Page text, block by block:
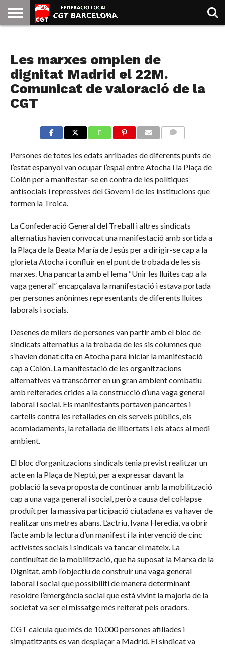
GOLDMAN
Les marxes omplen de
dignitat Madrid el 22M.
Comunicat de valoració de la
CGT
Persones de totes les edats arribades de diferents punts de
l’estat espanyol van ocupar l’espai entre Atocha i la Plaça de
Colón per a manifestar-se en contra de les polítiques
antisocials i repressives del Govern i de les institucions que
formen la Troica.
La Confederació General del Treball i altres sindicats
alternatius havien convocat una manifestació amb sortida a
la Plaça de la Beata María de Jesús per a dirigir-se cap a la
glorieta Atocha i confluir en el punt de trobada de les sis
marxes. Una pancarta amb el lema “Unir les lluites cap a la
vaga general” encapçalava la manifestació i estava portada
per persones anònimes representants de diferents lluites
laborals i socials.
Desenes de milers de persones van partir amb el bloc de
sindicats alternatius a la trobada de les sis columnes que
s’havien donat cita en Atocha para iniciar la manifestació
cap a Colón. La manifestació de les organitzacions
alternatives va transcórrer en un gran ambient combatiu
amb reiterades crides a la construcció d’una vaga general
laboral i social. Els manifestants portaven pancartes i
cartells contra les retallades en els serveis públics, els
acomiadaments, la retallada de llibertats i els atacs al medi
ambient.
El bloc d’organitzacions sindicals tenia previst realitzar un
acte en la Plaça de Neptú, per a expressar davant la
població la seva proposta de continuar amb la mobilització
cap a una vaga general i social, però a causa del col·lapse
produït per la massiva participació ciutadana es va haver de
realitzar uns metres abans. L’actriu, Ivana Heredia, va obrir
l’acte amb la lectura d’un manifest i la intervenció de cinc
activistes socials i sindicals va tancar el mateix. La
continuïtat de la mobilització, que ha suposat la Marxa de la
Dignitat, amb l’objectiu de construir una vaga general
laboral i social que possibiliti de manera determinant
resoldre l’emergència social que està vivint la majoria de la
societat va ser el missatge més reiterat pels oradors.
CGT calcula que més de 10.000 persones afiliades i
simpatitzants es van desplaçar a Madrid. El sindicat va